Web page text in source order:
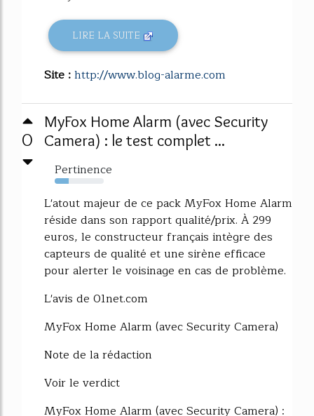
LIRE LA SUITE
Site :http://www.blog-alarme.com
0
MyFox Home Alarm (avec Security
Camera) : le test complet ...
Pertinence
29%
L'atout majeur de ce pack MyFox Home Alarm
réside dans son rapport qualité/prix. À 299
euros, le constructeur français intègre des
capteurs de qualité et une sirène efficace
pour alerter le voisinage en cas de problème.
L'avis de 01net.com
MyFox Home Alarm (avec Security Camera)
Note de la rédaction
Voir le verdict
MyFox Home Alarm (avec Security Camera) :